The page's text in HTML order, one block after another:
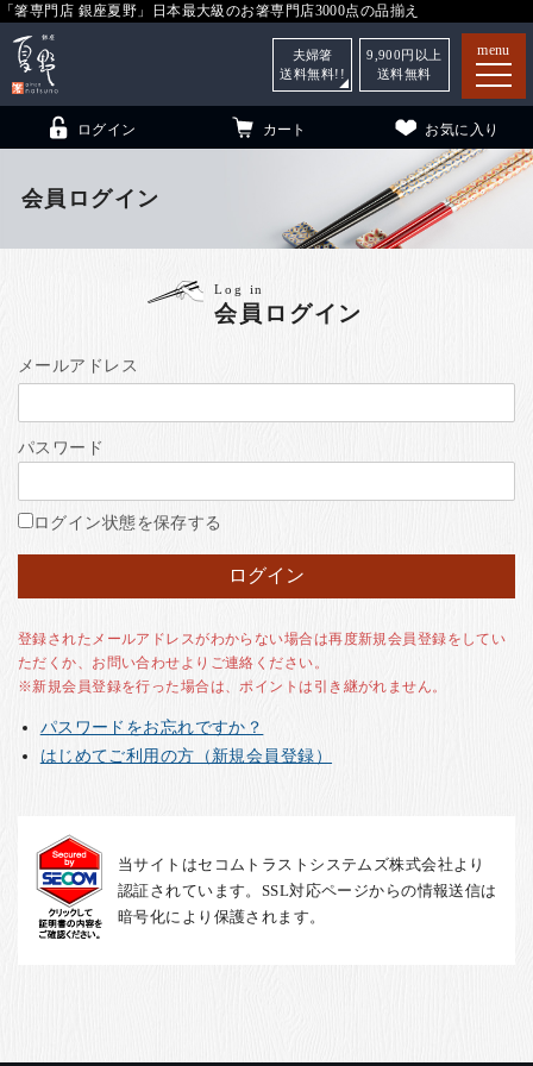
「箸専門店 銀座夏野」日本最大級のお箸専門店3000点の品揃え
menu
（贈答用・自宅用）
銀座夏野・箸長
ご利用ガイド
お客様の声
お知らせ
English
ログイン カート お気に入り
夫婦箸
送料無料!!
9,900 円以上
送料無料
会員ログイン
Log in
会員ログイン
メールアドレス
パスワード
ログイン状態を保存する
登録されたメールアドレスがわからない場合は再度新規会員登録をしてい
ただくか、お問い合わせよりご連絡ください。
※新規会員登録を行った場合は、ポイントは引き継がれません。
パスワードをお忘れですか？
はじめてご利用の方（新規会員登録）
当サイトはセコムトラストシステムズ株式会社より
認証されています。SSL対応ページからの情報送信は
暗号化により保護されます。